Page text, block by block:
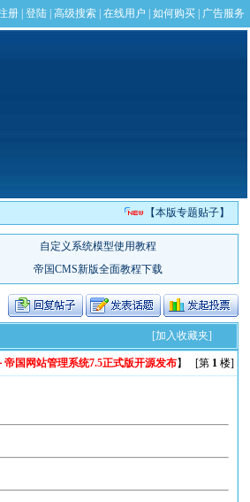
【本版专题贴子】
[加入收藏夹]
帝国网站管理系统7.5正式版开源发布】 [第 1楼]